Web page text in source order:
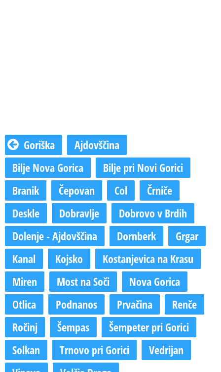
Goriška
Ajdovščina
Bilje Nova Gorica
Bilje pri Novi Gorici
Branik
Čepovan Col
Črniče
Deskle
Dobravlje
Dobrovo v Brdih
Dolenje - Ajdovščina
Dornberk
Grgar
Kanal
Kojsko
Kostanjevica na Krasu
Miren
Most na Soči
Nova Gorica
Otlica
Podnanos Prvačina
Renče
Ročinj
Šempas
Šempeter pri Gorici
Solkan
Trnovo pri Gorici
Vedrijan